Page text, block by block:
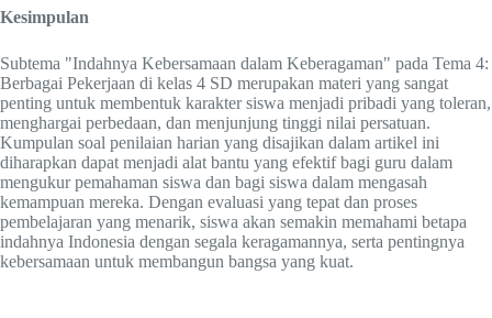
Kesimpulan
Subtema "Indahnya Kebersamaan dalam Keberagaman" pada Tema 4:
Berbagai Pekerjaan di kelas 4 SD merupakan materi yang sangat
penting untuk membentuk karakter siswa menjadi pribadi yang toleran,
menghargai perbedaan, dan menjunjung tinggi nilai persatuan.
Kumpulan soal penilaian harian yang disajikan dalam artikel ini
diharapkan dapat menjadi alat bantu yang efektif bagi guru dalam
mengukur pemahaman siswa dan bagi siswa dalam mengasah
kemampuan mereka. Dengan evaluasi yang tepat dan proses
pembelajaran yang menarik, siswa akan semakin memahami betapa
indahnya Indonesia dengan segala keragamannya, serta pentingnya
kebersamaan untuk membangun bangsa yang kuat.